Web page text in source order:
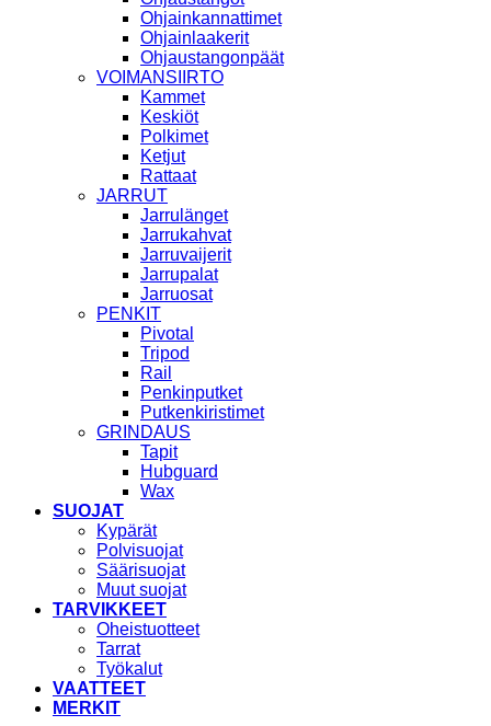
Ohjainkannattimet
Ohjainlaakerit
Ohjaustangonpäät
VOIMANSIIRTO
Kammet
Keskiöt
Polkimet
Ketjut
Rattaat
JARRUT
Jarrulänget
Jarrukahvat
Jarruvaijerit
Jarrupalat
Jarruosat
PENKIT
Pivotal
Tripod
Rail
Penkinputket
Putkenkiristimet
GRINDAUS
Tapit
Hubguard
Wax
SUOJAT
Kypärät
Polvisuojat
Säärisuojat
Muut suojat
TARVIKKEET
Oheistuotteet
Tarrat
Työkalut
VAATTEET
MERKIT